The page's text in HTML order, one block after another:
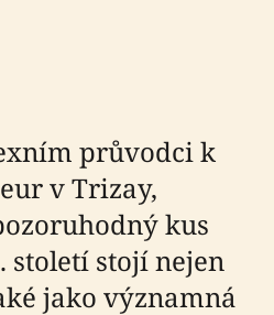
průvodci k
v Trizay,
kus
století stojí nejen
jako významná